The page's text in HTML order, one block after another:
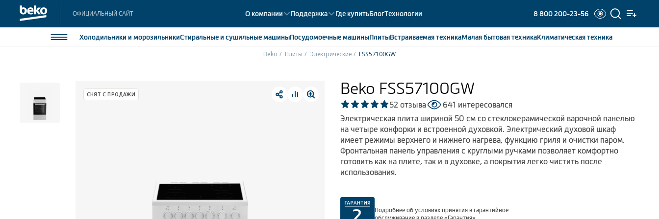
ОФИЦИАЛЬНЫЙ САЙТ О компании Поддержка Где купитьБлогТехнологии 8 800 200-23-56
Холодильники и морозильникиСтиральные и сушильные машиныПосудомоечныемашиныПлитыВстраиваемаятехникаМалая бытоваятехникаКлиматическаятехника
Стиральные и сушильные машины
Посудомоечные машины
Beko Плиты Электрические FSS57100GW
СНЯТ С ПРОДАЖИ Beko FSS57100GW
52 отзыва
641 интересовался
Электрическая плита шириной 50 см со стеклокерамической варочной панелью
на четыре конфорки и встроенной духовкой. Электрический духовой шкаф
имеет режимы верхнего и нижнего нагрева, функцию гриля и очистки паром.
Фронтальная панель управления с круглыми ручками позволяет комфортно
готовить как на плите, так и в духовке, а покрытия легко чистить после
использования.
Подробнее об условиях принятия в гарантийное